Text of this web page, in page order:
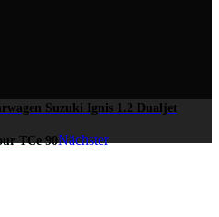
Suzuki Ignis 1.2 Dualjet
TCe 90Nächster